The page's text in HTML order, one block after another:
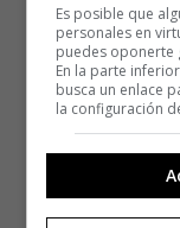
que la anciana
proyecto.
Es posible que
personales en
puedes oponerte
En la parte
busca un enlace
la configuración